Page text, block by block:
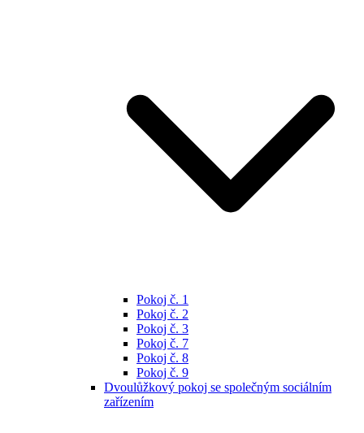
Pokoj č. 1
Pokoj č. 2
Pokoj č. 3
Pokoj č. 7
Pokoj č. 8
Pokoj č. 9
Dvoulůžkový pokoj se společným sociálním
zařízením